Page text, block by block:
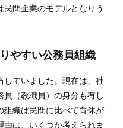
間企業のモデルとなりう
やすい公務員組織
していました。現在は、社
（教職員）の身分も有し
組織は民間に比べて育休が
は、いくつか考えられま